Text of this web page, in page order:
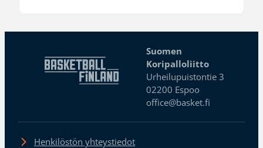
Suomen
Koripalloliitto
Urheilupuistontie 3
02200 Espoo
office@basket.fi
Henkilöstön yhteystiedot